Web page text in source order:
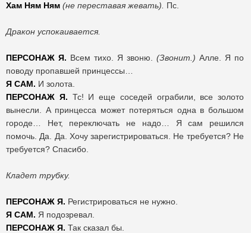
Хам Ням Ням (не переставая жевать). Пс.
Дракон успокаивается.
ПЕРСОНАЖ Я. Всем тихо. Я звоню. (Звонит.) Алле. Я по
поводу пропавшей принцессы…
Я САМ. И золота.
ПЕРСОНАЖ Я. Тс! И еще соседей ограбили, все золото
вынесли. А принцесса может потеряться одна в большом
городе… Нет, переключать не надо… Я сам решился
помочь. Да. Да. Хочу зарегистрироваться. Не требуется? Не
требуется? Спасибо.
Кладет трубку.
ПЕРСОНАЖ Я. Регистрироваться не нужно.
Я САМ. Я подозревал.
ПЕРСОНАЖ Я. Так сказал бы.